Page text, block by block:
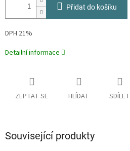
Přidat do košíku
DPH 21%
Detailní informace
ZEPTAT SE HLÍDAT SDÍLET
Související produkty